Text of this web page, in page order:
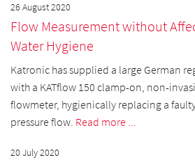
26 August 2020
Flow Measurement without
Water Hygiene
Katronic has supplied a large German
with a KATflow 150 clamp-on, non-
flowmeter, hygienically replacing a
pressure flow. Read more ...
20 July 2020